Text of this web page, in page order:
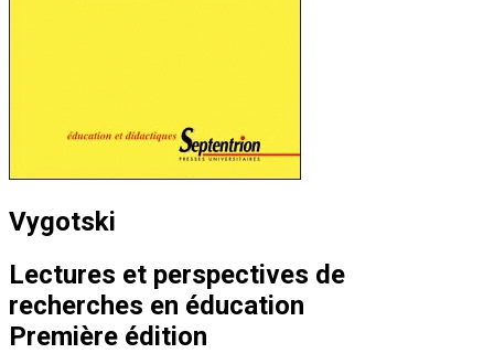
Vygotski
Lectures et perspectives de
recherches en éducation
Première édition